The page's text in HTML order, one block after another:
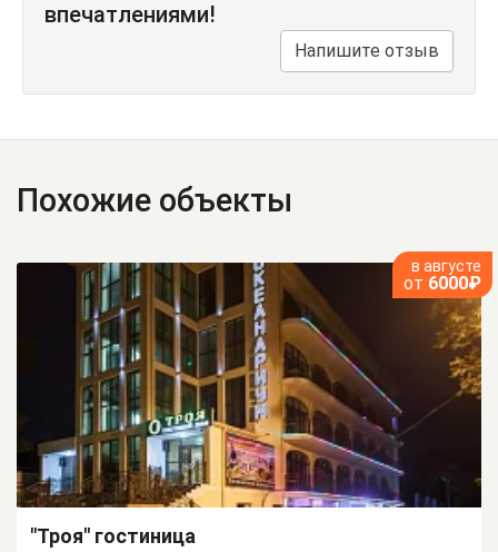
впечатлениями!
Напишите отзыв
Похожие объекты
в августе
от 6000₽
"Троя" гостиница